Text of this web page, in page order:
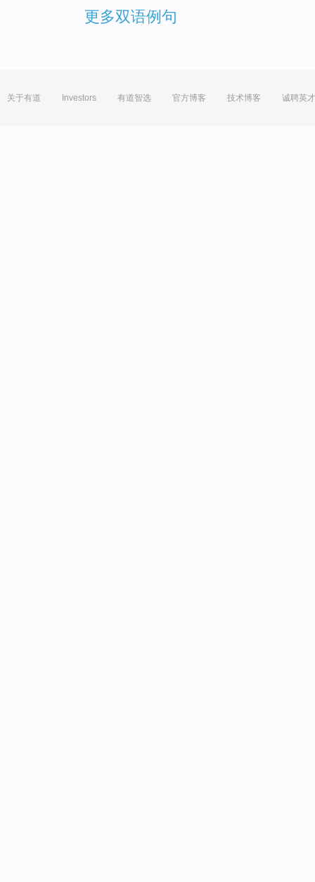
更多双语例句
关于有道 Investors 有道智选 官方博客 技术博客 诚聘英才